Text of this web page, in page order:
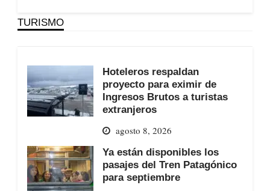
TURISMO
Hoteleros respaldan
proyecto para eximir de
Ingresos Brutos a turistas
extranjeros
agosto 8, 2026
Ya están disponibles los
pasajes del Tren Patagónico
para septiembre